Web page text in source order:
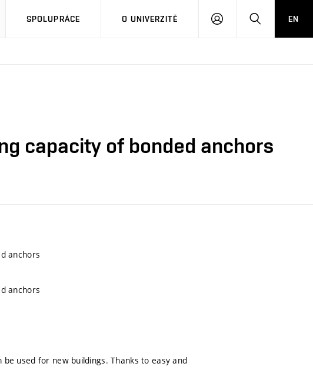
SPOLUPRÁCE O UNIVERZITĚ
PŘIHLÁSIT HLEDATEN
capacity of bonded anchors
anchors
anchors
used for new buildings. Thanks to easy and